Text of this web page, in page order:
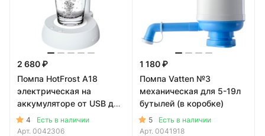
2 680 ₽
Помпа HotFrost A18
электрическая на
аккумуляторе от USB для
5-19л бутылей, белая (в
коробке)
4
Есть в наличии
Арт. 0042306
1 180 ₽
Помпа Vatten №3
механическая для 5-19л
бутылей (в коробке)
5
Есть в наличии
Арт. 0041918